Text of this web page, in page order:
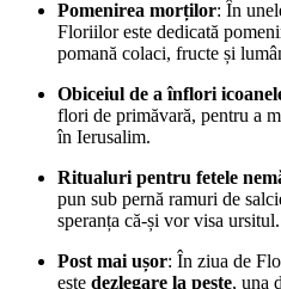
Pomenirea morților: În
Floriilor este dedicată
pomană colaci, fructe și
Obiceiul de a înflori
flori de primăvară, pentru a
în Ierusalim.
Ritualuri pentru fetele
pun sub pernă ramuri de
speranța că-și vor visa ursitul.
Post mai ușor: În ziua de
este dezlegare la pește, una